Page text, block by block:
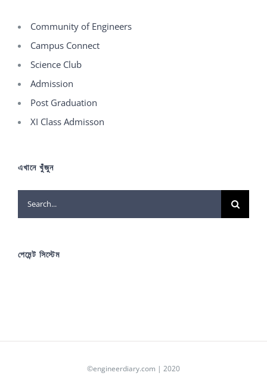
Community of Engineers
Campus Connect
Science Club
Admission
Post Graduation
XI Class Admisson
এখানে খুঁজুন
Search
for:
পেমেন্ট সিস্টেম
©engineerdiary.com | 2020